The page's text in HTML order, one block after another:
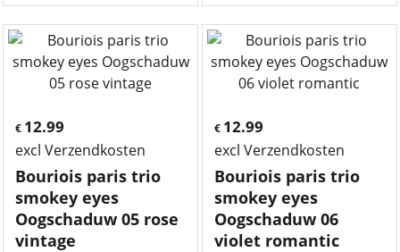
€ 12.99
excl Verzendkosten
Bouriois paris trio
smokey eyes
Oogschaduw 05 rose
vintage
€ 12.99
excl Verzendkosten
Bouriois paris trio
smokey eyes
Oogschaduw 06
violet romantic